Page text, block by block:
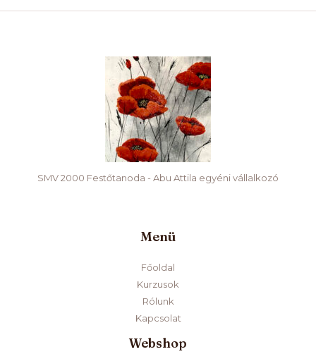
SMV 2000 Festőtanoda - Abu Attila egyéni vállalkozó
Menü
Főoldal
Kurzusok
Rólunk
Kapcsolat
Webshop